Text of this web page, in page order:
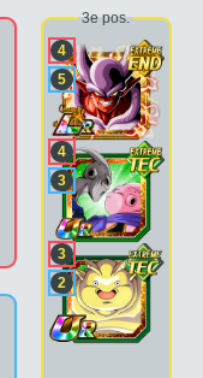
3e pos.
4
5
4
3
3
2